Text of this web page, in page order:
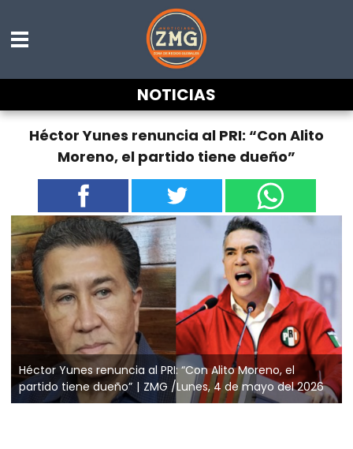
NOTICIAS
Héctor Yunes renuncia al PRI: “Con Alito
Moreno, el partido tiene dueño”
Héctor Yunes renuncia al PRI: “Con Alito Moreno, el
partido tiene dueño”
ZMG /Lunes, 4 de mayo del 2026